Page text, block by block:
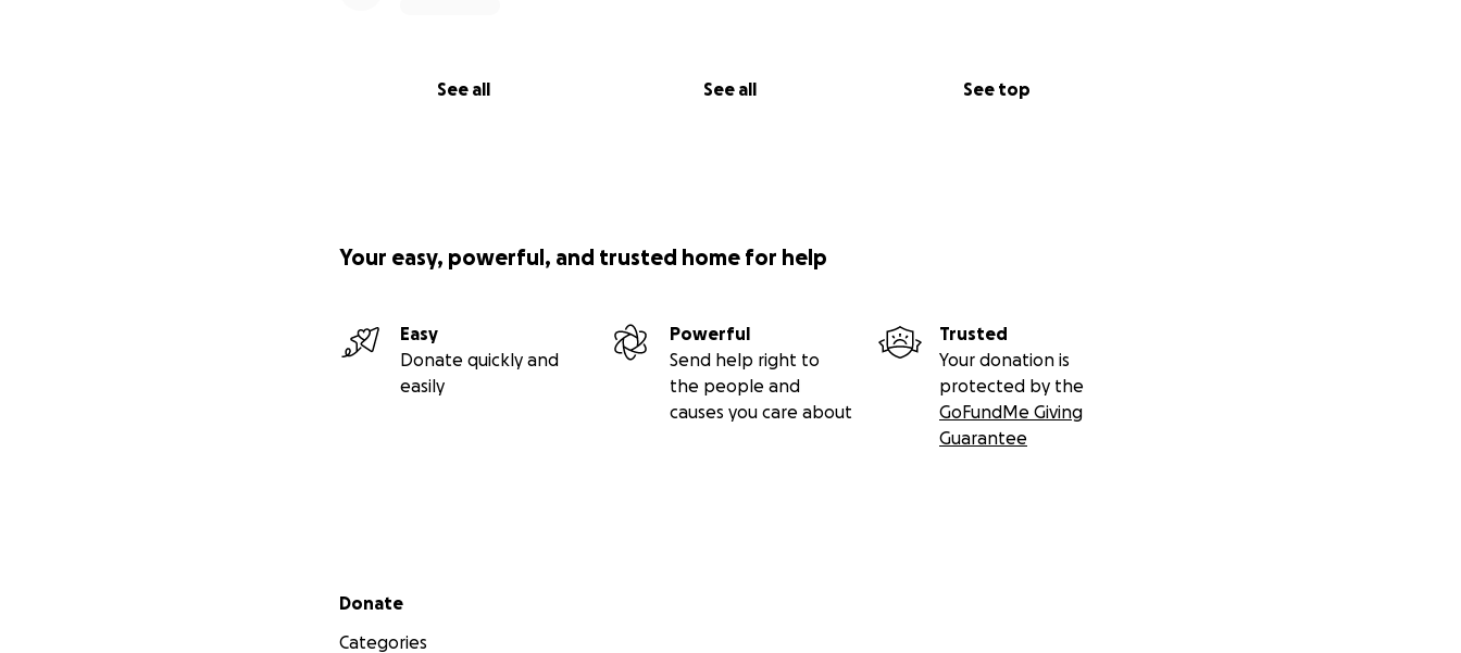
See all See all See top
Your easy, powerful, and trusted home for help
Easy
Donate quickly and
easily
Powerful
Send help right to
the people and
causes you care about
Trusted
Your donation is
protected by the
GoFundMe Giving
Guarantee
Secondary menu
Donate
Categories